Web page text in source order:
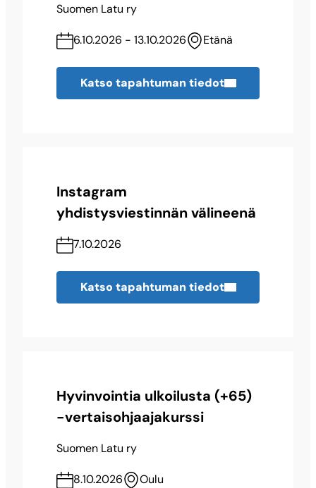
Suomen Latu ry
6.10.2026 - 13.10.2026 Etänä
Katso tapahtuman tiedot
Instagram
yhdistysviestinnän välineenä
7.10.2026
Katso tapahtuman tiedot
Hyvinvointia ulkoilusta (+65)
-vertaisohjaajakurssi
Suomen Latu ry
8.10.2026 Oulu